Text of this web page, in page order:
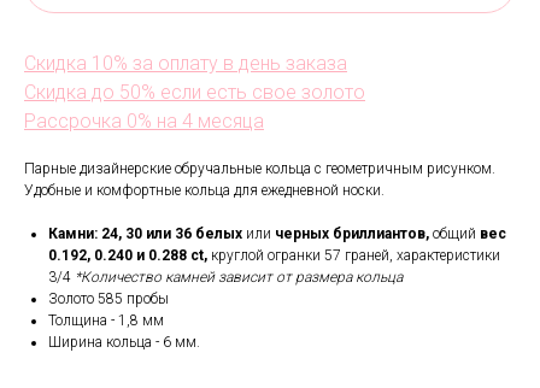
Скидка 10% за оплату в день заказа
Скидка до 50% если есть свое золото
Рассрочка 0% на 4 месяца
Парные дизайнерские обручальные кольца с геометричным рисунком.
Удобные и комфортные кольца для ежедневной носки.
Камни: 24, 30 или 36 белых или черных бриллиантов, общий вес
0.192, 0.240 и 0.288 ct, круглой огранки 57 граней, характеристики
3/4 *Количество камней зависит от размера кольца
Золото 585 пробы
Толщина - 1,8 мм
Ширина кольца - 6 мм.